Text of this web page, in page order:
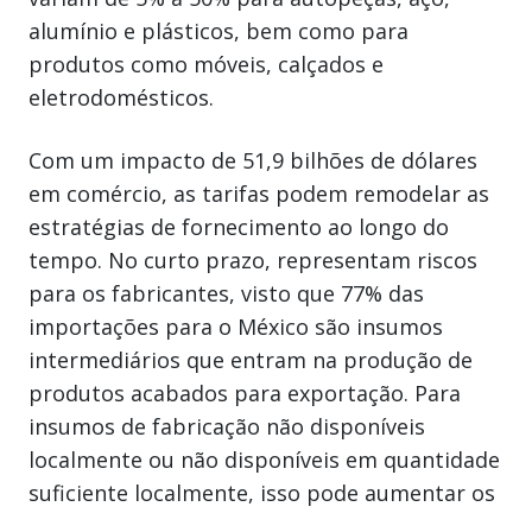
alumínio e plásticos, bem como para
produtos como móveis, calçados e
eletrodomésticos.
Com um impacto de 51,9 bilhões de dólares
em comércio, as tarifas podem remodelar as
estratégias de fornecimento ao longo do
tempo. No curto prazo, representam riscos
para os fabricantes, visto que 77% das
importações para o México são insumos
intermediários que entram na produção de
produtos acabados para exportação. Para
insumos de fabricação não disponíveis
localmente ou não disponíveis em quantidade
suficiente localmente, isso pode aumentar os